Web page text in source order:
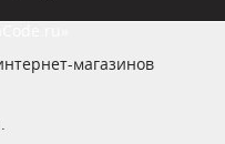
магазинов